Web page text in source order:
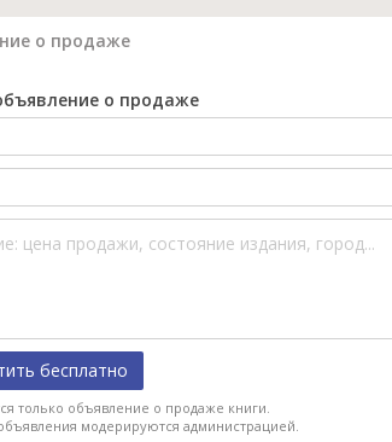
о продаже
о продаже
бесплатно
только объявление о продаже книги.
модерируются администрацией.